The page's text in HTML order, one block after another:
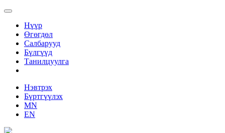
Нүүр
Өгөгдөл
Салбарууд
Бүлгүүд
Танилцуулга
Нэвтрэх
Бүртгүүлэх
MN
EN